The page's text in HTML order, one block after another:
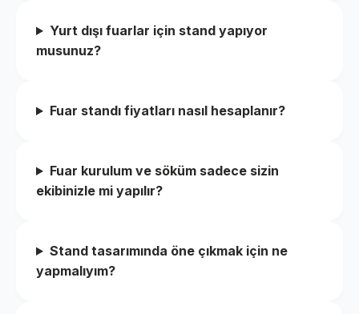
Yurt dışı fuarlar için stand yapıyor
musunuz?
Fuar standı fiyatları nasıl hesaplanır?
Fuar kurulum ve söküm sadece sizin
ekibinizle mi yapılır?
Stand tasarımında öne çıkmak için ne
yapmalıyım?